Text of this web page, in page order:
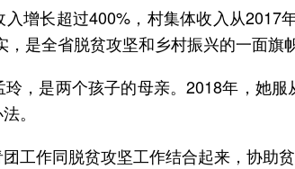
增长超过400%，村集体收入从
，是全省脱贫攻坚和乡村振兴的一面
，是两个孩子的母亲。2018年，她
。
工作同脱贫攻坚工作结合起来，协助